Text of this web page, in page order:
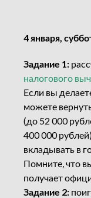
4 января,
Задание 1:
налогового
Если вы
можете
(до 52 000
400 000
вкладывать в
Помните, что
получает
Задание 2: